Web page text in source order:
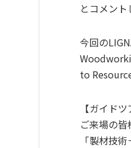
とコメント
今回の
to
【ガイドツ
ご来場の
「製材技